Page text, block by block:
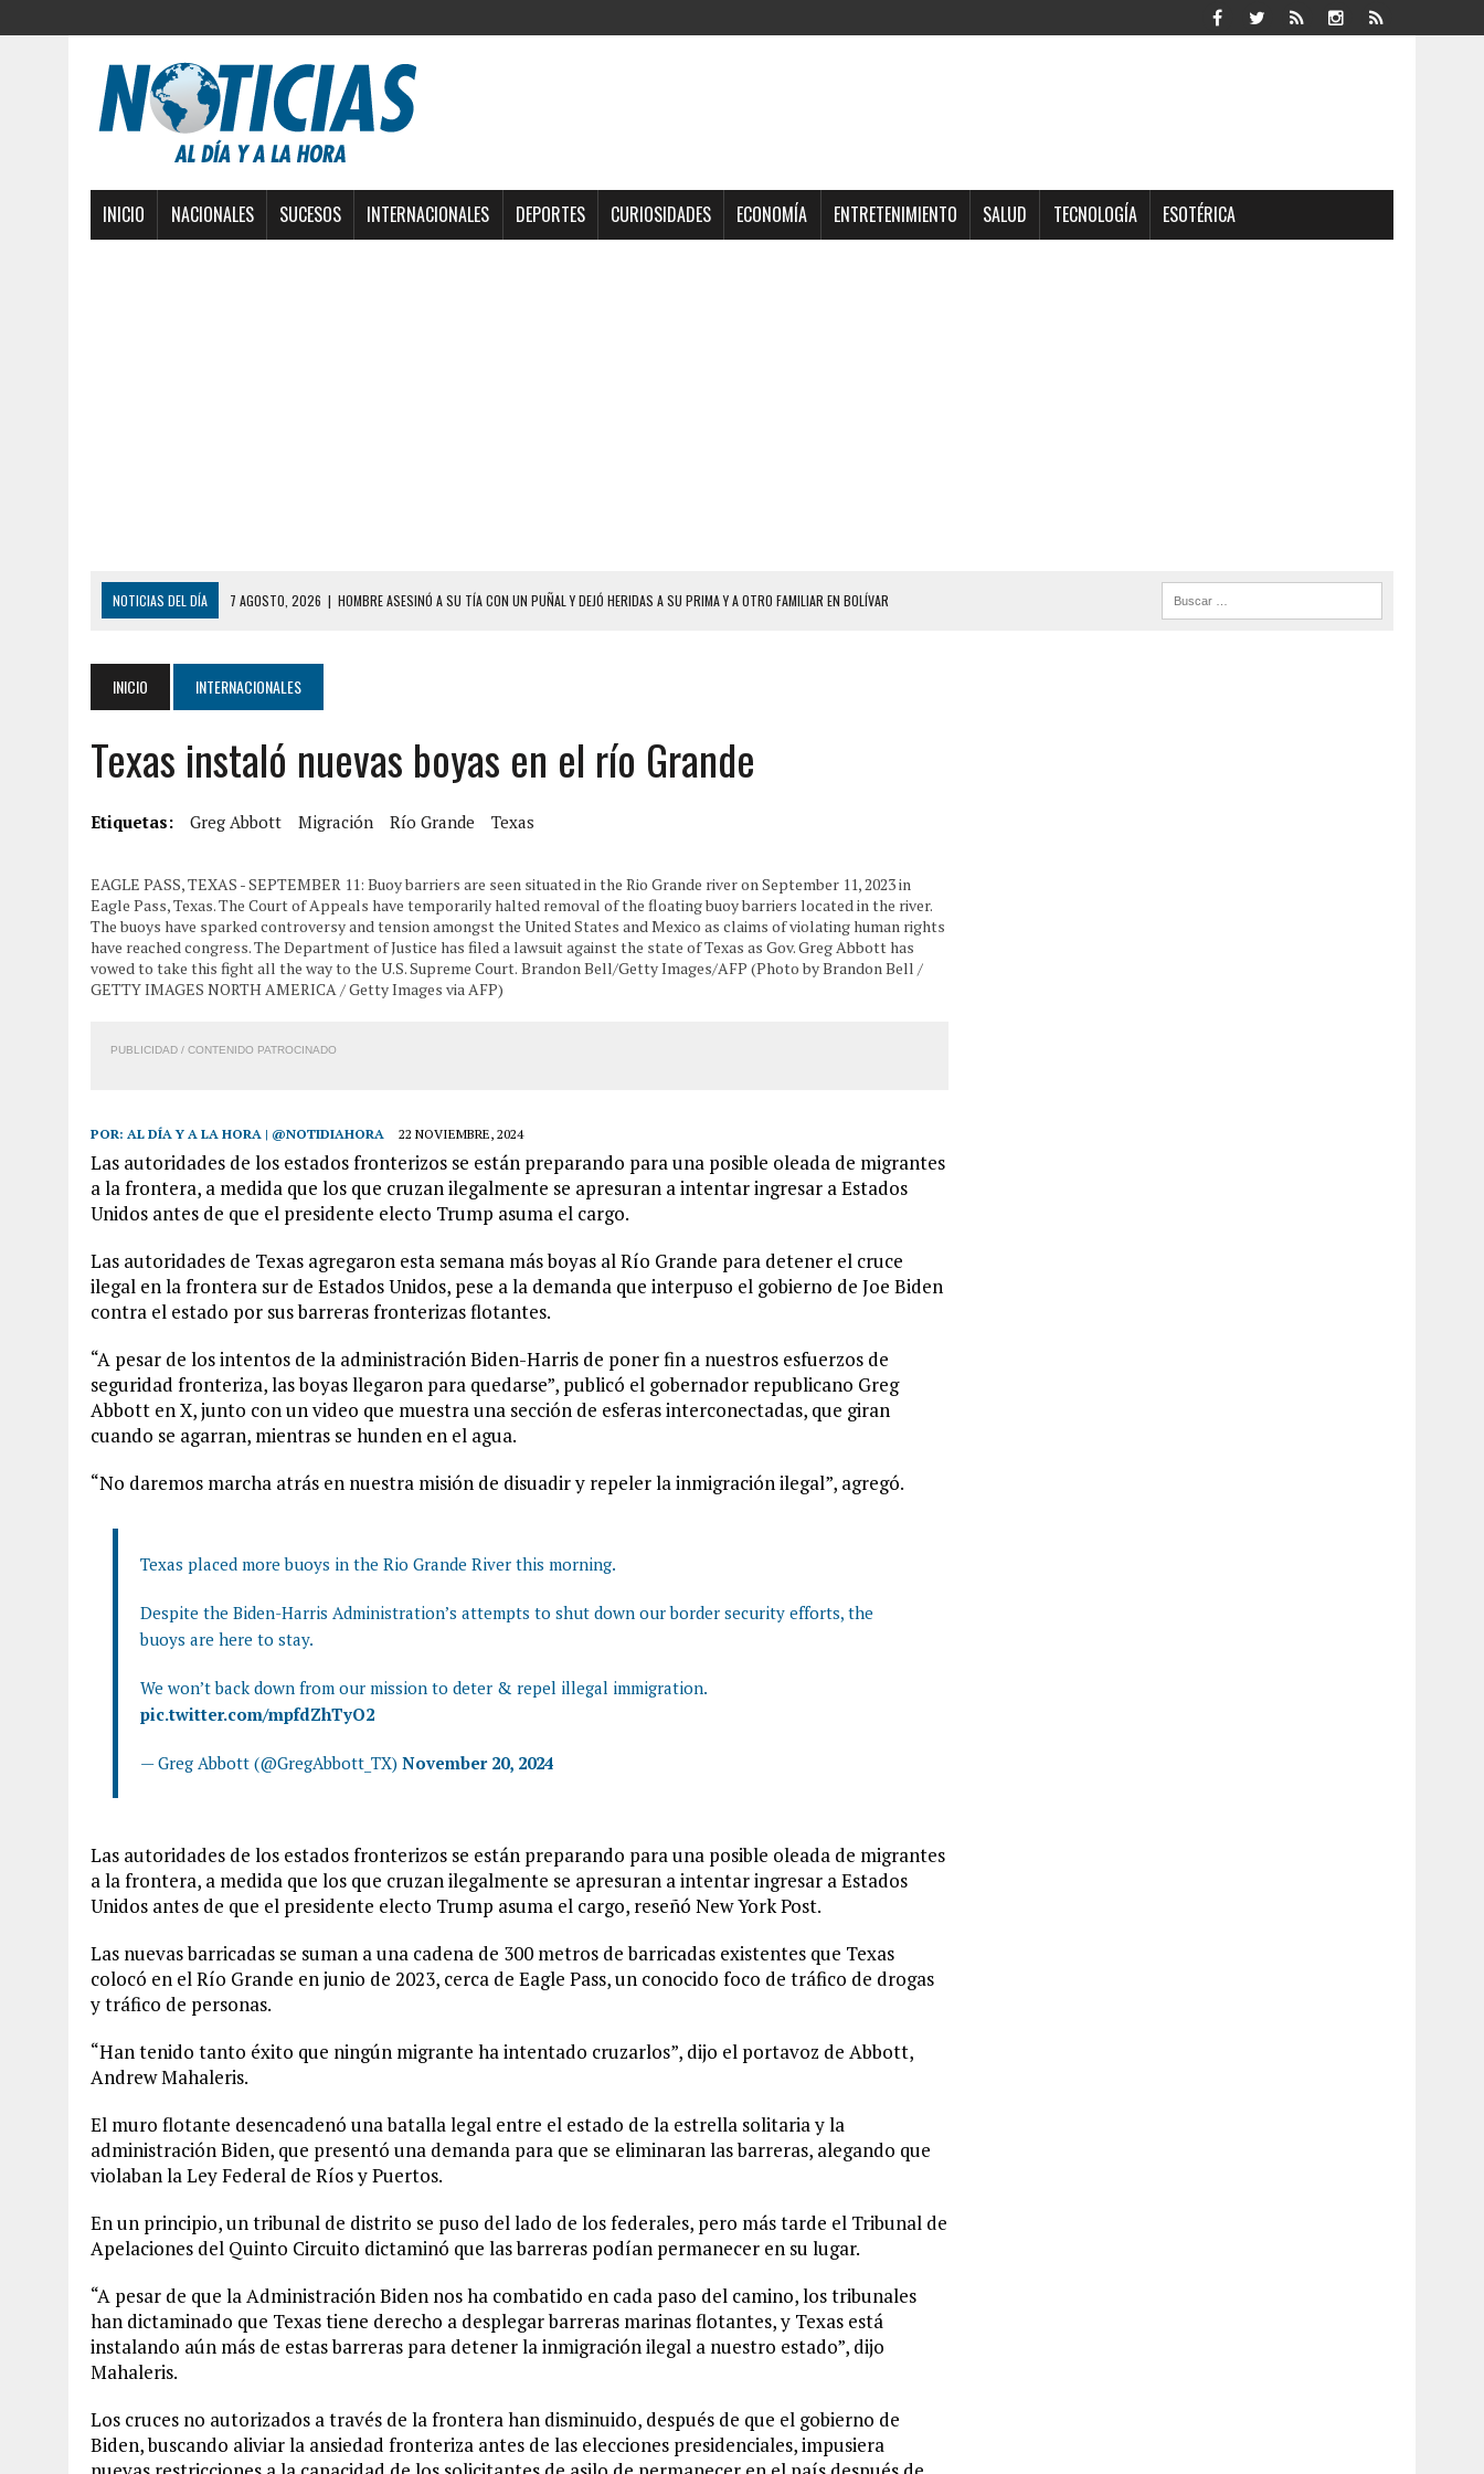
INICIO NACIONALES SUCESOS INTERNACIONALES DEPORTES CURIOSIDADES ECONOMÍA ENTRETENIMIENTO SALUD TECNOLOGÍA ESOTÉRICA
NOTICIAS DEL DÍA 7 AGOSTO, 2026 | HOMBRE ASESINÓ A SU TÍA CON UN PUÑAL Y DEJÓ HERIDAS A SU PRIMA Y A OTRO FAMILIAR EN BOLÍVAR
6 AGOSTO, 2026 | MISTERIOSA MUERTE DE MODELO EN MONAGAS: HALLARON EL CUERPO DENTRO DE SU CASA
6 AGOSTO, 2026
BARINAS: ADOLESCENTE SE QUITÓ LA VIDA TRAS SER ACOSADA Y ABUSADA POR LA PAREJA DE SU ABUELA
6 AGOSTO, 2026
CONMOCIÓN EN COLORADO POR ASESINATO DE UNA ADOLESCENTE VENEZOLANA EN REUNIÓN CON AMIGOS
5 AGOSTO, 2026 | PRESUNTO BROTE PSICÓTICO POR FALTA DE TRATAMIENTO DESENCADENÓ TRAGEDIA FAMILIAR
8 AGOSTO, 2026 | BOMBEROS DE CARACAS COMBATIERON INCENDIO DE GRAN MAGNITUD EN ZONA INDUSTRIAL DE EL LLANITO
7 AGOSTO, 2026 | FUGA DE GAS GENERÓ EXPLOSIÓN EN LOCAL COMERCIAL DE CHACAO
INICIO INTERNACIONALES
Texas instaló nuevas boyas en el río Grande
Etiquetas: Greg Abbott Migración Río Grande Texas
EAGLE PASS, TEXAS - SEPTEMBER 11: Buoy barriers are seen situated in the Rio Grande river on September 11, 2023 in
Eagle Pass, Texas. The Court of Appeals have temporarily halted removal of the floating buoy barriers located in the river.
The buoys have sparked controversy and tension amongst the United States and Mexico as claims of violating human rights
have reached congress. The Department of Justice has filed a lawsuit against the state of Texas as Gov. Greg Abbott has
vowed to take this fight all the way to the U.S. Supreme Court. Brandon Bell/Getty Images/AFP (Photo by Brandon Bell /
GETTY IMAGES NORTH AMERICA / Getty Images via AFP)
PUBLICIDAD / CONTENIDO PATROCINADO
POR: AL DÍA Y A LA HORA | @NOTIDIAHORA 22 NOVIEMBRE, 2024
Las autoridades de los estados fronterizos se están preparando para una posible oleada de migrantes
a la frontera, a medida que los que cruzan ilegalmente se apresuran a intentar ingresar a Estados
Unidos antes de que el presidente electo Trump asuma el cargo.
Las autoridades de Texas agregaron esta semana más boyas al Río Grande para detener el cruce
ilegal en la frontera sur de Estados Unidos, pese a la demanda que interpuso el gobierno de Joe Biden
contra el estado por sus barreras fronterizas flotantes.
“A pesar de los intentos de la administración Biden-Harris de poner fin a nuestros esfuerzos de
seguridad fronteriza, las boyas llegaron para quedarse”, publicó el gobernador republicano Greg
Abbott en X, junto con un video que muestra una sección de esferas interconectadas, que giran
cuando se agarran, mientras se hunden en el agua.
“No daremos marcha atrás en nuestra misión de disuadir y repeler la inmigración ilegal”, agregó.
Texas placed more buoys in the Rio Grande River this morning.
Despite the Biden-Harris Administration’s attempts to shut down our border security efforts, the
buoys are here to stay.
We won’t back down from our mission to deter & repel illegal immigration.
pic.twitter.com/mpfdZhTyO2
— Greg Abbott (@GregAbbott_TX) November 20, 2024
Las autoridades de los estados fronterizos se están preparando para una posible oleada de migrantes
a la frontera, a medida que los que cruzan ilegalmente se apresuran a intentar ingresar a Estados
Unidos antes de que el presidente electo Trump asuma el cargo, reseñó New York Post.
Las nuevas barricadas se suman a una cadena de 300 metros de barricadas existentes que Texas
colocó en el Río Grande en junio de 2023, cerca de Eagle Pass, un conocido foco de tráfico de drogas
y tráfico de personas.
“Han tenido tanto éxito que ningún migrante ha intentado cruzarlos”, dijo el portavoz de Abbott,
Andrew Mahaleris.
El muro flotante desencadenó una batalla legal entre el estado de la estrella solitaria y la
administración Biden, que presentó una demanda para que se eliminaran las barreras, alegando que
violaban la Ley Federal de Ríos y Puertos.
En un principio, un tribunal de distrito se puso del lado de los federales, pero más tarde el Tribunal de
Apelaciones del Quinto Circuito dictaminó que las barreras podían permanecer en su lugar.
“A pesar de que la Administración Biden nos ha combatido en cada paso del camino, los tribunales
han dictaminado que Texas tiene derecho a desplegar barreras marinas flotantes, y Texas está
instalando aún más de estas barreras para detener la inmigración ilegal a nuestro estado”, dijo
Mahaleris.
Los cruces no autorizados a través de la frontera han disminuido, después de que el gobierno de
Biden, buscando aliviar la ansiedad fronteriza antes de las elecciones presidenciales, impusiera